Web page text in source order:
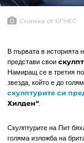
Снимка от БГНЕС
В първата в историята
представи свои
Намиращ се в третия
звезда, който е до
скулптурите си
Хилден“
Скулптурите на Пит
голяма изложба на